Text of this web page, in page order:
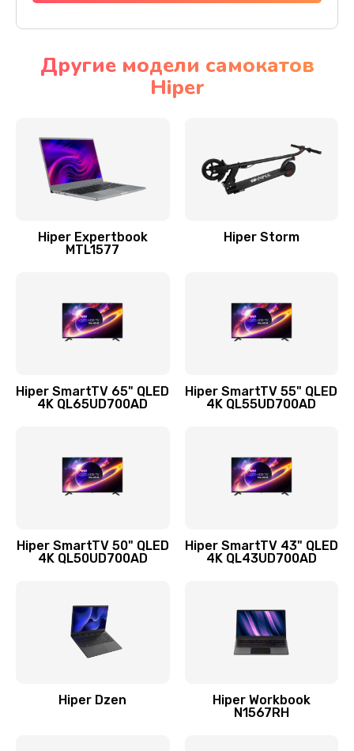
Другие модели самокатов
Hiper
Hiper Expertbook
MTL1577
Hiper Storm
Hiper SmartTV 65" QLED
4K QL65UD700AD
Hiper SmartTV 55" QLED
4K QL55UD700AD
Hiper SmartTV 50" QLED
4K QL50UD700AD
Hiper SmartTV 43" QLED
4K QL43UD700AD
Hiper Dzen
Hiper Workbook
N1567RH